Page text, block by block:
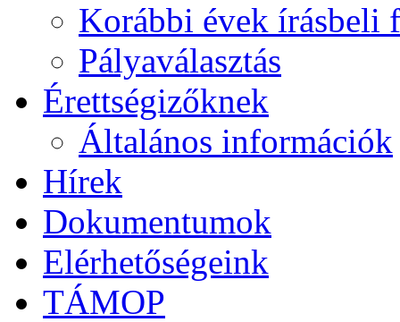
Korábbi évek írásbeli
Pályaválasztás
Érettségizőknek
Általános információk
Hírek
Dokumentumok
Elérhetőségeink
TÁMOP